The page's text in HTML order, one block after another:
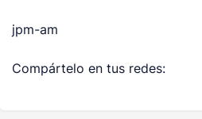
jpm-am
Compártelo en tus redes: